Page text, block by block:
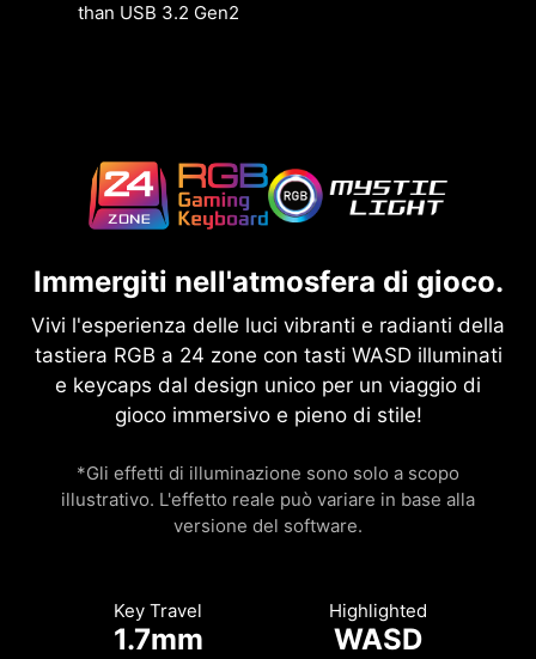
than USB 3.2 Gen2
Immergiti nell'atmosfera di gioco.
Vivi l'esperienza delle luci vibranti e radianti della
tastiera RGB a 24 zone con tasti WASD illuminati
e keycaps dal design unico per un viaggio di
gioco immersivo e pieno di stile!
*Gli effetti di illuminazione sono solo a scopo
illustrativo. L'effetto reale può variare in base alla
versione del software.
Key Travel
1.7mm
Highlighted
WASD